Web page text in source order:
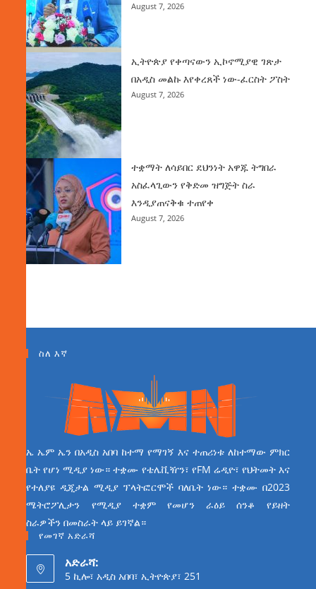
August 7, 2026
ኢትዮጵያ የቀጣናውን ኢኮኖሚያዊ ገጽታ
በአዲስ መልኩ እየቀረጸች ነው-ፈርስት ፖስት
August 7, 2026
ተቋማት ለሳይበር ደህንነት አዋጁ ትግበራ
አስፈላጊውን የቅድመ ዝግጅት ስራ
እንዲያጠናቅቁ ተጠየቀ
August 7, 2026
ስለ እኛ
ኤ ኤም ኤን በአዲስ አበባ ከተማ የማገኝ እና ተጠሪነቱ ለከተማው ምክር
ቤት የሆነ ሚዲያ ነው። ተቋሙ የቴሌቪዥን፣ የFM ሬዲዮ፣ የህትመት እና
የተለያዩ ዲጂታል ሚዲያ ፕላትፎርሞች ባለቤት ነው። ተቋሙ በ2023
ሜትሮፖሊታን የሚዲያ ተቋም የመሆን ራዕይ ሰንቆ የይዘት
ስራዎችን በመስራት ላይ ይገኛል።
የመገኛ አድራሻ
አድራሻ:
5 ኪሎ፣ አዲስ አበባ፣ ኢትዮጵያ፣ 251